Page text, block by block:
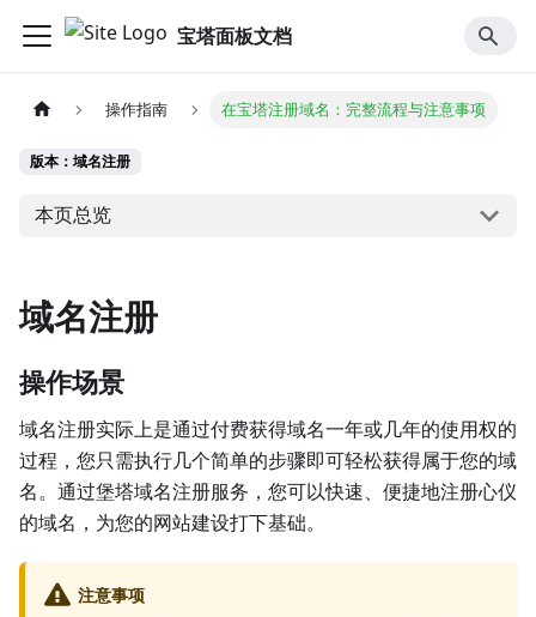
宝塔面板文档
操作指南 在宝塔注册域名：完整流程与注意事项
版本：域名注册
本页总览
域名注册
操作场景
域名注册实际上是通过付费获得域名一年或几年的使用权的
过程，您只需执行几个简单的步骤即可轻松获得属于您的域
名。通过堡塔域名注册服务，您可以快速、便捷地注册心仪
的域名，为您的网站建设打下基础。
注意事项